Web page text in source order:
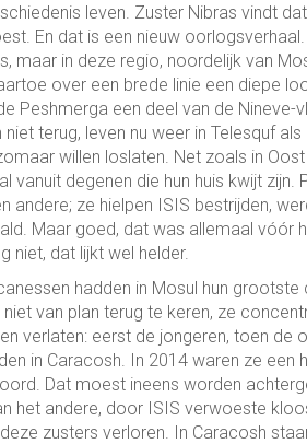
leven. Zuster Nibras vindt
En dat is een nieuw
maar in deze regio, noordelijk van
over een brede linie een diepe
Peshmerga een deel van de
niet terug, leven nu weer in Telesquf
willen loslaten. Net zoals in
vanuit degenen die hun huis kwijt
andere; ze hielpen ISIS bestrijden,
Maar goed, dat was allemaal vóór
niet, dat lijkt wel helder.
hadden in Mosul hun
van plan terug te keren, ze
verlaten: eerst de jongeren, toen de
in Caracosh. In 2014 waren ze
Dat moest ineens worden
het andere, door ISIS verwoeste
zusters verloren. In Caracosh